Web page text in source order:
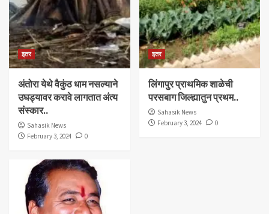
इतर
अंतोरा येथे वैकुंठ धाम नसल्याने
उघड्यावर करावे लागतात अंत्य
संस्कार..
Sahasik News
February 3, 2024
0
इतर
लिंगापुर प्राथमिक शाळेची
परसबाग जिल्ह्यातुन प्रथम..
Sahasik News
February 3, 2024
0